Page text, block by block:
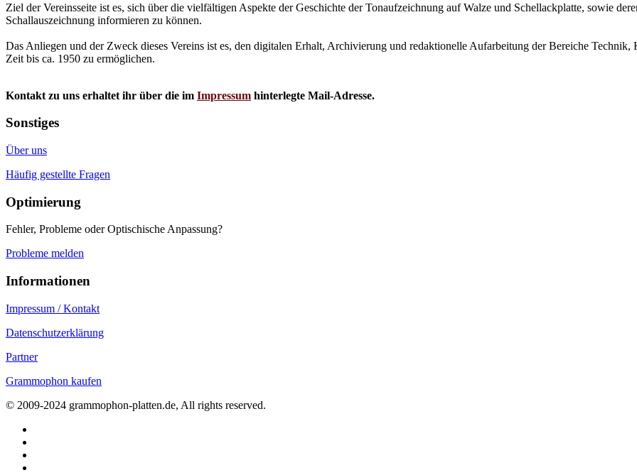
Ziel der Vereinsseite ist es, sich über die vielfältigen Aspekte der Geschichte der Tonaufzeichnung auf Walze und Schellackplatte, sowie
Schallauszeichnung informieren zu können.
Das Anliegen und der Zweck dieses Vereins ist es, den digitalen Erhalt, Archivierung und redaktionelle Aufarbeitung der Bereiche
Zeit bis ca. 1950 zu ermöglichen.
Kontakt zu uns erhaltet ihr über die im Impressum hinterlegte Mail-Adresse.
Sonstiges
Über uns
Häufig gestellte Fragen
Optimierung
Fehler, Probleme oder Optischische Anpassung?
Probleme melden
Informationen
Impressum / Kontakt
Datenschutzerklärung
Partner
Grammophon kaufen
© 2009-2024 grammophon-platten.de, All rights reserved.